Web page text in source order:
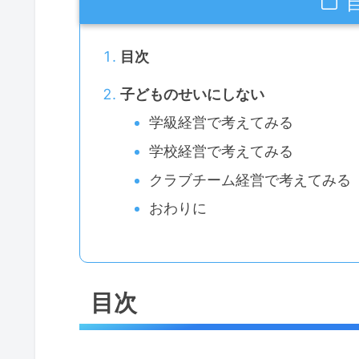
目次
子どものせいにしない
学級経営で考えてみる
学校経営で考えてみる
クラブチーム経営で考えてみる
おわりに
目次